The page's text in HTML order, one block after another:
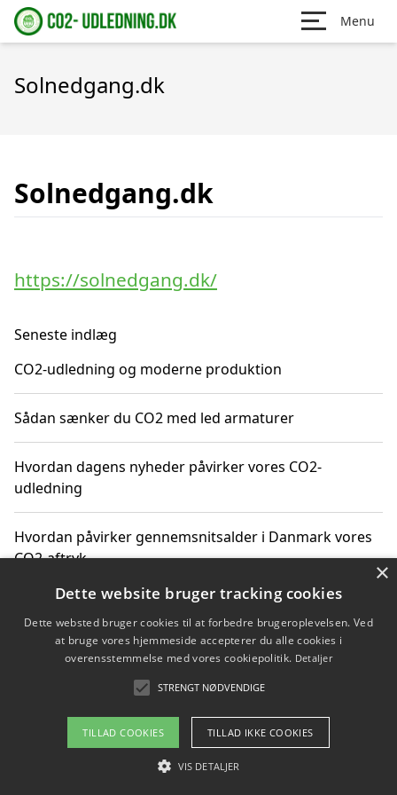
Menu
Solnedgang.dk
Solnedgang.dk
https://solnedgang.dk/
Seneste indlæg
CO2-udledning og moderne produktion
Sådan sænker du CO2 med led armaturer
Hvordan dagens nyheder påvirker vores CO2-
udledning
Hvordan påvirker gennemsnitsalder i Danmark vores
CO2-aftryk
Hvordan nyheder om CO2-udledning påvirker vores
hverdag
Om / kontakt
Blog Betingelser
×
Dette website bruger tracking cookies
Dette websted bruger cookies til at forbedre brugeroplevelsen. Ved
at bruge vores hjemmeside accepterer du alle cookies i
overensstemmelse med vores cookiepolitik. Detaljer
STRENGT NØDVENDIGE
TILLAD COOKIES TILLAD IKKE COOKIES
VIS DETALJER